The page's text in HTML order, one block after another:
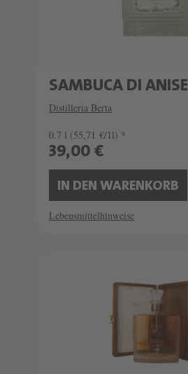
SAMBUCA DI ANISE
Distilleria Berta
0.7 l (55,71 €/1l) *
39,00 €
IN DEN WARENKORB
Lebensmittelhinweise